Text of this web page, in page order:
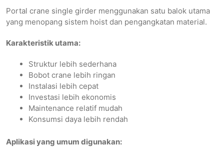
Portal crane single girder menggunakan satu balok utama
yang menopang sistem hoist dan pengangkatan material.
Karakteristik utama:
Struktur lebih sederhana
Bobot crane lebih ringan
Instalasi lebih cepat
Investasi lebih ekonomis
Maintenance relatif mudah
Konsumsi daya lebih rendah
Aplikasi yang umum digunakan: